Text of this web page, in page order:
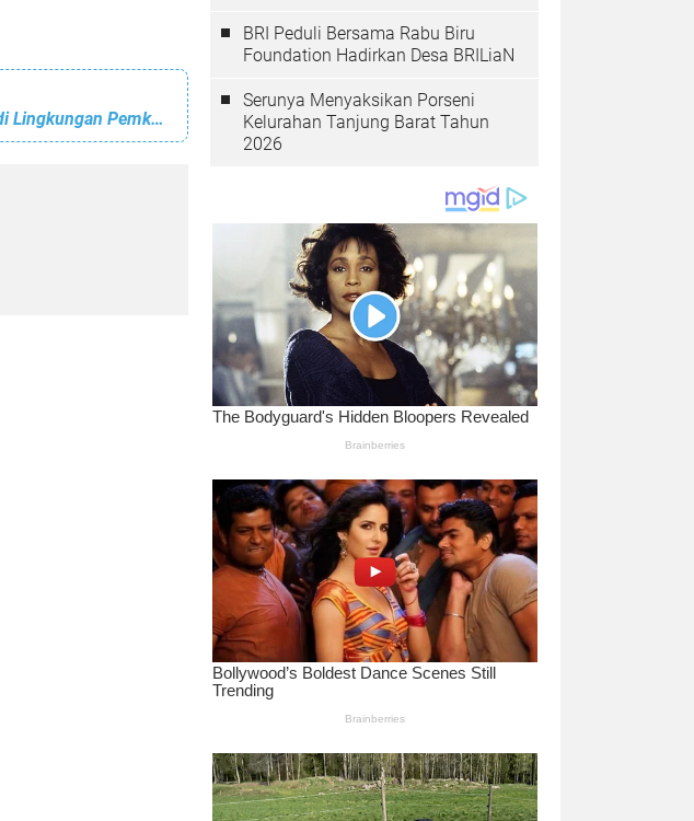
Ini Nama ASN Pemenang Penghargaan Tahun 2024 di Lingkungan Pemko Batam
BRI Peduli Bersama Rabu Biru
Foundation Hadirkan Desa BRILiaN
Serunya Menyaksikan Porseni
Kelurahan Tanjung Barat Tahun
2026